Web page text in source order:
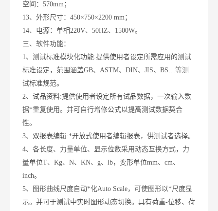
空间：570mm；
13、外形尺寸：450×750×2200 mm；
14、电源：单相220V、50HZ、 1500W。
三、软件功能：
1、测试标准模块化功能:提供使用者设定所需应用的测试
标准设定，范围涵盖GB、ASTM、DIN、JIS、BS…等测
试标准规范。
2、试品资料:提供使用者设定所有试品数据，一次输入数
据*重复使用。并可自行增修公式以提高测试数据契合
性。
3、双报表编辑:*开放式使用者编辑报表，供测试者选择。
4、各长度、力量单位、显示位数采用动态互换方式，力
量单位T、Kg、N、KN、g、lb，变形单位mm、cm、
inch。
5、图形曲线尺度自动*化Auto Scale，可使图形以*尺度显
示。并可于测试中实时图形动态切换。具有荷重-位移、荷